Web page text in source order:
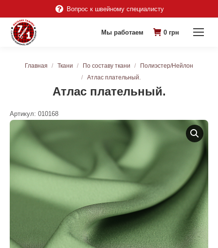
Вопрос к швейному специалисту
Мы работаем 0 грн
Атлас плательный.
Вы здесь:
Главная Ткани По составу ткани
Полиэстер/Нейлон
Атлас плательный.
Артикул: 010168